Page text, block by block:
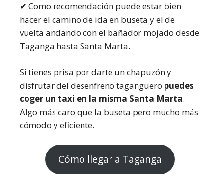
✔ Como recomendación puede estar bien
hacer el camino de ida en buseta y el de
vuelta andando con el bañador mojado desde
Taganga hasta Santa Marta.
Si tienes prisa por darte un chapuzón y
disfrutar del desenfreno taganguero puedes
coger un taxi en la misma Santa Marta.
Algo más caro que la buseta pero mucho más
cómodo y eficiente.
Cómo llegar a Taganga